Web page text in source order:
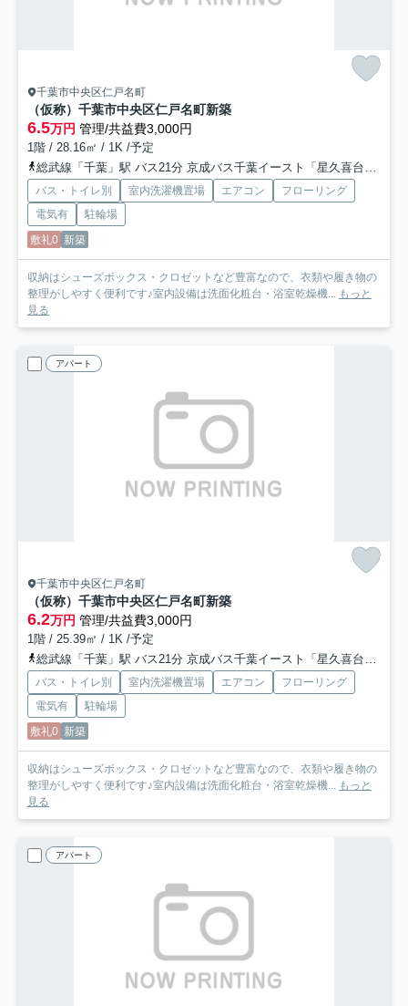
千葉市中央区仁戸名町
（仮称）千葉市中央区仁戸名町新築
6.5万円 管理/共益費3,000円
1階 / 28.16㎡ / 1K /予定
総武線「千葉」駅 バス21分 京成バス千葉イースト「星久喜台」 停歩4分
バス・トイレ別 室内洗濯機置場 エアコン
フローリング
電気有
駐輪場
敷礼0 新築
収納はシューズボックス・クロゼットなど豊富なので、衣類や履き物の
整理がしやすく便利です♪室内設備は洗面化粧台・浴室乾燥機...
もっと
見る
アパート
千葉市中央区仁戸名町
（仮称）千葉市中央区仁戸名町新築
6.2万円 管理/共益費3,000円
1階 / 25.39㎡ / 1K /予定
総武線「千葉」駅 バス21分 京成バス千葉イースト「星久喜台」 停歩4分
バス・トイレ別 室内洗濯機置場 エアコン
フローリング
電気有
駐輪場
敷礼0 新築
収納はシューズボックス・クロゼットなど豊富なので、衣類や履き物の
整理がしやすく便利です♪室内設備は洗面化粧台・浴室乾燥機...
もっと
見る
アパート